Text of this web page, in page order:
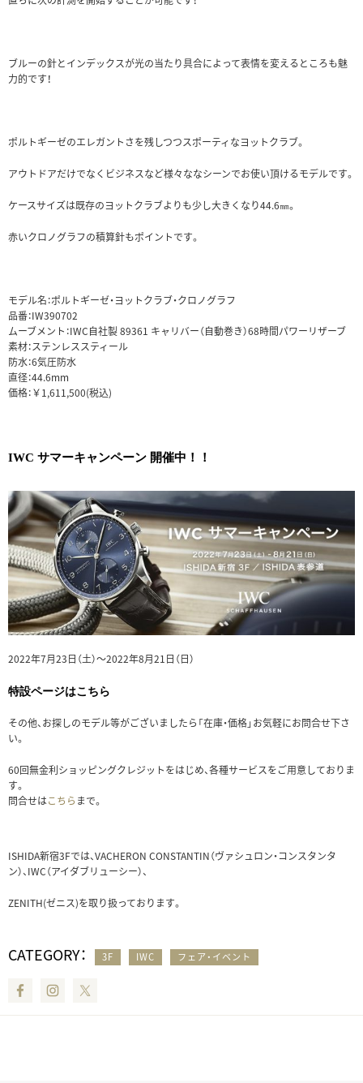
ブルーの針とインデックスが光の当たり具合によって表情を変えるところも魅
力的です！
ポルトギーゼのエレガントさを残しつつスポーティなヨットクラブ。
アウトドアだけでなくビジネスなど様々ななシーンでお使い頂けるモデルです。
ケースサイズは既存のヨットクラブよりも少し大きくなり44.6㎜。
赤いクロノグラフの積算針もポイントです。
モデル名：ポルトギーゼ・ヨットクラブ・クロノグラフ
品番：IW390702
ムーブメント：IWC自社製 89361 キャリバー（自動巻き）68時間パワーリザーブ
素材：ステンレススティール
防水：6気圧防水
直径：44.6mm
価格：￥1,611,500(税込)
IWC サマーキャンペーン 開催中！！
2022年7月23日（土）～2022年8月21日（日）
特設ページはこちら
その他、お探しのモデル等がございましたら「在庫・価格」お気軽にお問合せ下さ
い。
60回無金利ショッピングクレジットをはじめ、各種サービスをご用意しておりま
す。
問合せはこちら まで。
ISHIDA新宿3Fでは、VACHERON CONSTANTIN（ヴァシュロン・コンスタンタ
ン）、IWC（アイダブリューシー）、
ZENITH(ゼニス)を取り扱っております。
CATEGORY： 3F IWC フェア・イベント
FacebookInstagram